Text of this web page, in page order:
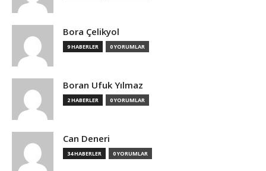
Bora Çelikyol
9 HABERLER 0 YORUMLAR
Boran Ufuk Yılmaz
2 HABERLER 0 YORUMLAR
Can Deneri
34 HABERLER 0 YORUMLAR